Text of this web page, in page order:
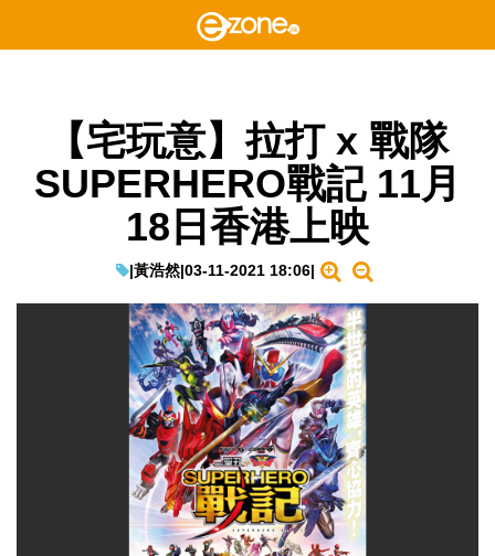
【宅玩意】拉打 x 戰隊
SUPERHERO戰記 11月
18日香港上映
|黃浩然|03-11-2021 18:06|